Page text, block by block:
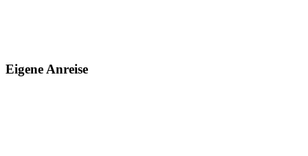
Eigene Anreise